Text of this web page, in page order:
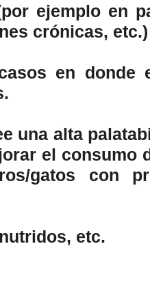
ejemplo en
crónicas, etc.)
en donde
una alta
el consumo
gatos con
etc.